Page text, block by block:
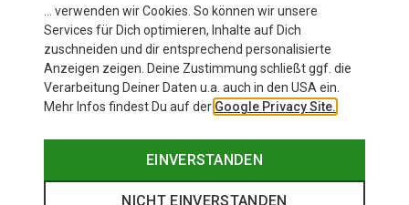
… verwenden wir Cookies. So können wir unsere
Services für Dich optimieren, Inhalte auf Dich
zuschneiden und dir entsprechend personalisierte
Anzeigen zeigen. Deine Zustimmung schließt ggf. die
Verarbeitung Deiner Daten u.a. auch in den USA ein.
Mehr Infos findest Du auf der Google Privacy Site.
EINVERSTANDEN
NICHT EINVERSTANDEN